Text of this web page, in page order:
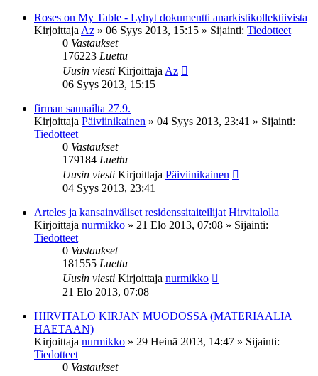
Roses on My Table - Lyhyt dokumentti anarkistikollektiivista
Kirjoittaja Az » 06 Syys 2013, 15:15 » Sijainti: Tiedotteet
0 Vastaukset
176223 Luettu
Uusin viesti Kirjoittaja Az
06 Syys 2013, 15:15
firman saunailta 27.9.
Kirjoittaja Päiviinikainen » 04 Syys 2013, 23:41 » Sijainti:
Tiedotteet
0 Vastaukset
179184 Luettu
Uusin viesti Kirjoittaja Päiviinikainen
04 Syys 2013, 23:41
Arteles ja kansainväliset residenssitaiteilijat Hirvitalolla
Kirjoittaja nurmikko » 21 Elo 2013, 07:08 » Sijainti:
Tiedotteet
0 Vastaukset
181555 Luettu
Uusin viesti Kirjoittaja nurmikko
21 Elo 2013, 07:08
HIRVITALO KIRJAN MUODOSSA (MATERIAALIA
HAETAAN)
Kirjoittaja nurmikko » 29 Heinä 2013, 14:47 » Sijainti:
Tiedotteet
0 Vastaukset